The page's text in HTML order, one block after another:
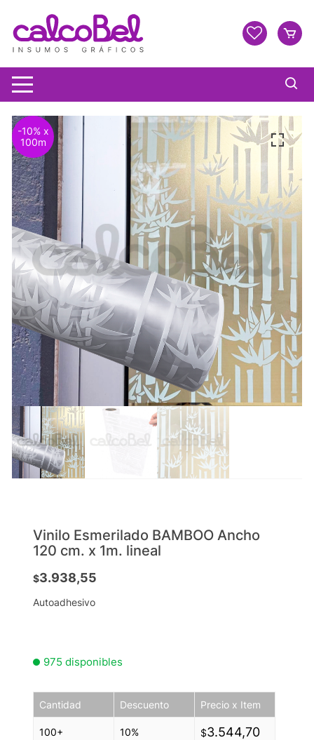
-10% x
100m
Vinilo Esmerilado BAMBOO Ancho
120 cm. x 1m. lineal
$3.938,55
Autoadhesivo
975 disponibles
Cantidad Descuento Precio x Item
100+ 10% $3.544,70